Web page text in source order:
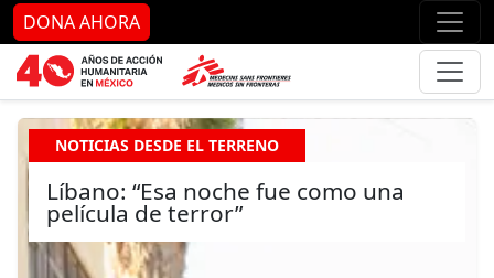
Ir al contenido principal Ir
DONA AHORA
NOTICIAS DESDE EL TERRENO
Líbano: “Esa noche fue como una
película de terror”